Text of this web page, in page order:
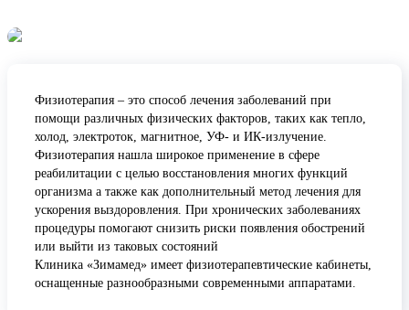
Физиотерапия – это способ лечения заболеваний при
помощи различных физических факторов, таких как тепло,
холод, электроток, магнитное, УФ- и ИК-излучение.
Физиотерапия нашла широкое применение в сфере
реабилитации с целью восстановления многих функций
организма а также как дополнительный метод лечения для
ускорения выздоровления. При хронических заболеваниях
процедуры помогают снизить риски появления обострений
или выйти из таковых состояний
Клиника «Зимамед» имеет физиотерапевтические кабинеты,
оснащенные разнообразными современными аппаратами.